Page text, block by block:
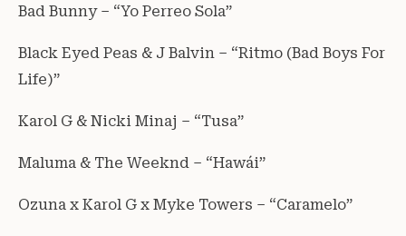
Bad Bunny – “Yo Perreo Sola”
Black Eyed Peas & J Balvin – “Ritmo (Bad Boys For
Life)”
Karol G & Nicki Minaj – “Tusa”
Maluma & The Weeknd – “Hawái”
Ozuna x Karol G x Myke Towers – “Caramelo”